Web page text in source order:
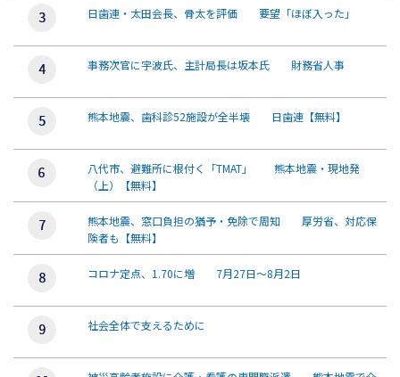
日歯連・太田会長、骨太を評価 要望「ほぼ入った」
事務次官に宇波氏、主計局長は坂本氏 財務省人事
熊本地震、歯科診52施設が全半壊 日歯連【無料】
八代市、避難所に根付く「TMAT」 熊本地震・現地発
（上）【無料】
熊本地震、窓口負担の猶予・免除で周知 厚労省、対応保
険者も【無料】
コロナ定点、1.70に増 7月27日～8月2日
社会全体で支えるために